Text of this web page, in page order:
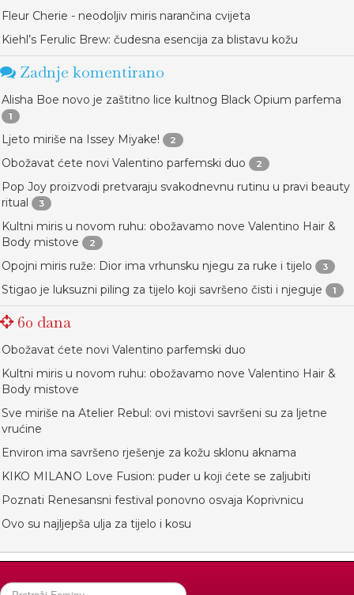
Fleur Cherie - neodoljiv miris narančina cvijeta
Kiehl’s Ferulic Brew: čudesna esencija za blistavu kožu
Zadnje komentirano
Alisha Boe novo je zaštitno lice kultnog Black Opium parfema
1
Ljeto miriše na Issey Miyake! 2
Obožavat ćete novi Valentino parfemski duo 2
Pop Joy proizvodi pretvaraju svakodnevnu rutinu u pravi beauty
ritual
3
Kultni miris u novom ruhu: obožavamo nove Valentino Hair &
Body mistove
2
Opojni miris ruže: Dior ima vrhunsku njegu za ruke i tijelo 3
Stigao je luksuzni piling za tijelo koji savršeno čisti i njeguje 1
60 dana
Obožavat ćete novi Valentino parfemski duo
Kultni miris u novom ruhu: obožavamo nove Valentino Hair &
Body mistove
Sve miriše na Atelier Rebul: ovi mistovi savršeni su za ljetne
vrućine
Environ ima savršeno rješenje za kožu sklonu aknama
KIKO MILANO Love Fusion: puder u koji ćete se zaljubiti
Poznati Renesansni festival ponovno osvaja Koprivnicu
Ovo su najljepša ulja za tijelo i kosu